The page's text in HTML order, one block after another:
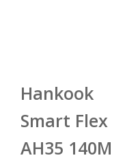
Hankook
Smart Flex
AH35 140M